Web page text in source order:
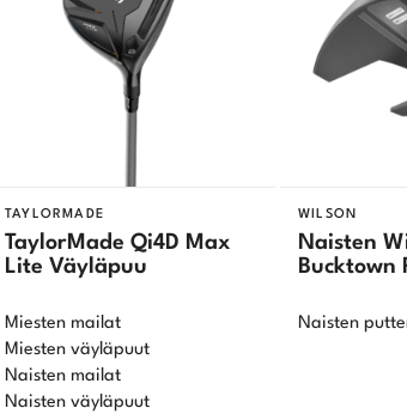
TAYLORMADE
TaylorMade Qi4D Max
Lite Väyläpuu
Miesten mailat
Miesten väyläpuut
Naisten mailat
Naisten väyläpuut
WILSON
Naisten
Bucktown
Naisten